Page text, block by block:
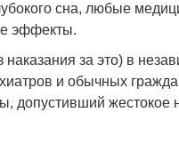
сна, любые
эффекты.
за это) в
и обычных
допустивший